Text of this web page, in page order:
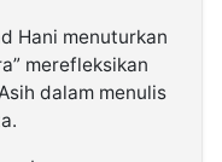
Hani menuturkan
merefleksikan
dalam menulis